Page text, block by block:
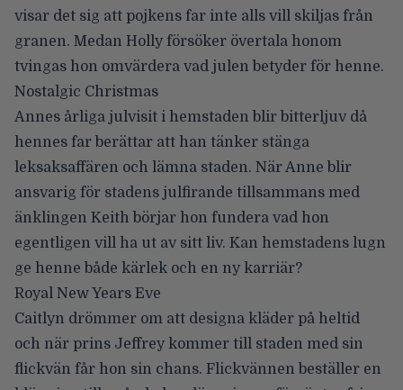
visar det sig att pojkens far inte alls vill skiljas från
granen. Medan Holly försöker övertala honom
tvingas hon omvärdera vad julen betyder för henne.
Nostalgic Christmas
Annes årliga julvisit i hemstaden blir bitterljuv då
hennes far berättar att han tänker stänga
leksaksaffären och lämna staden. När Anne blir
ansvarig för stadens julfirande tillsammans med
änklingen Keith börjar hon fundera vad hon
egentligen vill ha ut av sitt liv. Kan hemstadens lugn
ge henne både kärlek och en ny karriär?
Royal New Years Eve
Caitlyn drömmer om att designa kläder på heltid
och när prins Jeffrey kommer till staden med sin
flickvän får hon sin chans. Flickvännen beställer en